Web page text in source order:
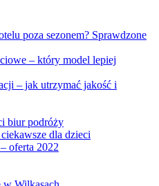
poza sezonem? Sprawdzone
– który model lepiej
– jak utrzymać jakość i
biur podróży
dla dzieci
oferta 2022